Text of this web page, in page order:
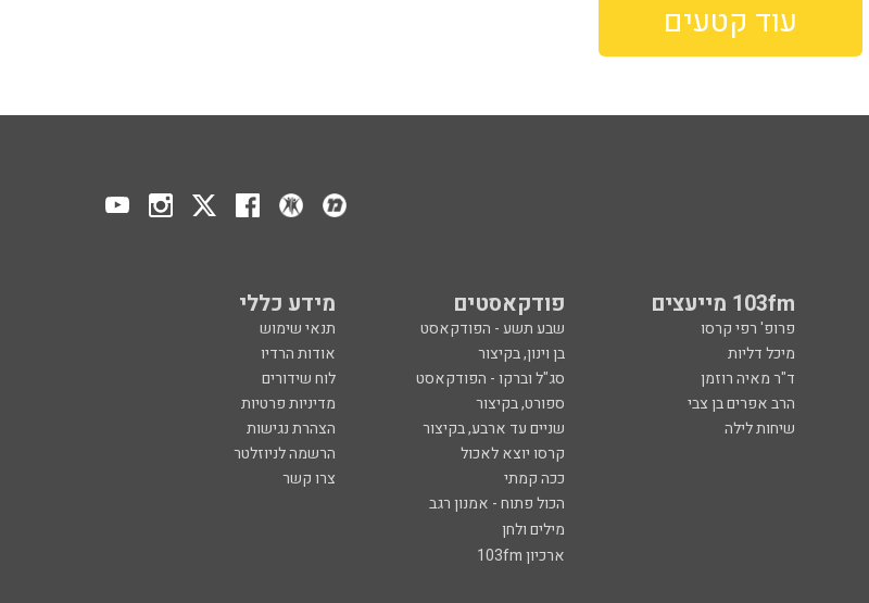
עוד קטעים
103fm מייעצים פודקאסטים מידע כללי
פרופ' רפי קרסו שבע תשע - הפודקאסט
תנאי שימוש
מיכל דליות בן וינון, בקיצור
אודות הרדיו
ד"ר מאיה רוזמן סג"ל וברקו - הפודקאסט
לוח שידורים
הרב אפרים בן צבי ספורט, בקיצור
מדיניות פרטיות
שיחות לילה שניים עד ארבע, בקיצור
הצהרת נגישות
קרסו יוצא לאכול
הרשמה לניוזלטר
ככה קמתי
צרו קשר
הכול פתוח - אמנון רגב
מילים ולחן
ארכיון 103fm